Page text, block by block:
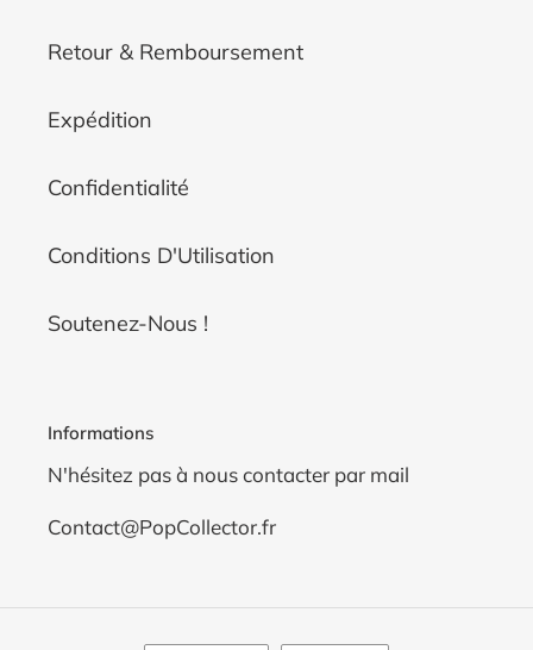
Retour & Remboursement
Expédition
Confidentialité
Conditions D'Utilisation
Soutenez-Nous !
Informations
N'hésitez pas à nous contacter par mail
Contact@PopCollector.fr